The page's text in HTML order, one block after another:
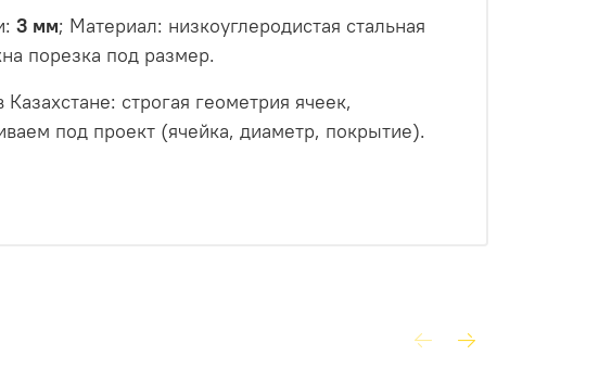
3 мм; Материал: низкоуглеродистая стальная
порезка под размер.
строгая геометрия ячеек,
под проект (ячейка, диаметр, покрытие).